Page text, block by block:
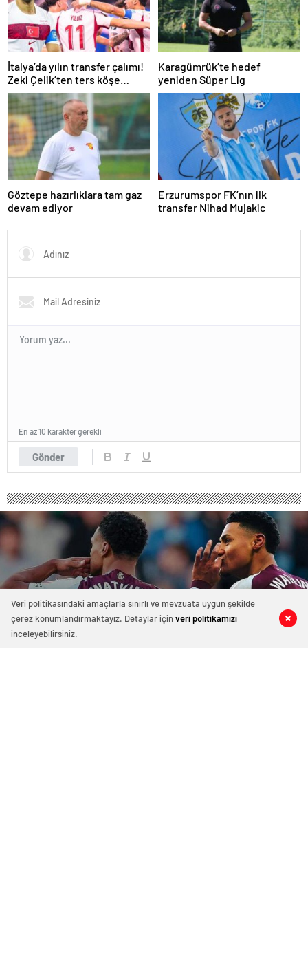
0 0
İtalya’da yılın transfer çalımı!
Zeki Çelik’ten ters köşe…
Karagümrük’te hedef
yeniden Süper Lig
Göztepe hazırlıklara tam gaz
devam ediyor
Erzurumspor FK’nın ilk
transfer Nihad Mujakic
Gönder
En az 10 karakter gerekli
0 0
Veri politikasındaki amaçlarla sınırlı ve mevzuata uygun şekilde
çerez konumlandırmaktayız. Detaylar içinveri politikamızı
inceleyebilirsiniz.